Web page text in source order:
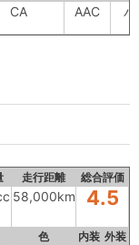
CA AAC パ
走行距離 総合評価
58,000km 4.5
色 内装 外装